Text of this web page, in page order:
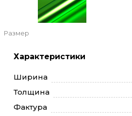
Размер
Характеристики
Ширина
Толщина
Фактура